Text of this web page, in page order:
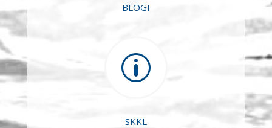
BLOGI
p
SKKL